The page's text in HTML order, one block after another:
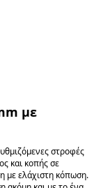
με
στροφές
και κοπής σε
με ελάχιστη κόπωση.